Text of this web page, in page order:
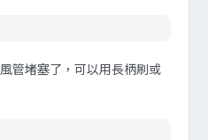
管堵塞了，可以用長柄刷或